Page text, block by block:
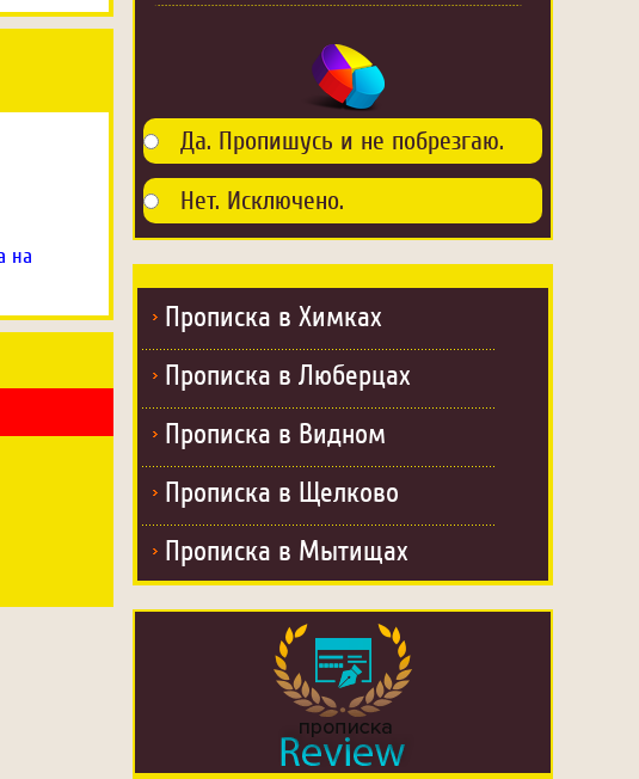
на
Да. Пропишусь и не побрезгаю.
Нет. Исключено.
Прописка в Химках
Прописка в Люберцах
Прописка в Видном
Прописка в Щелково
Прописка в Мытищах